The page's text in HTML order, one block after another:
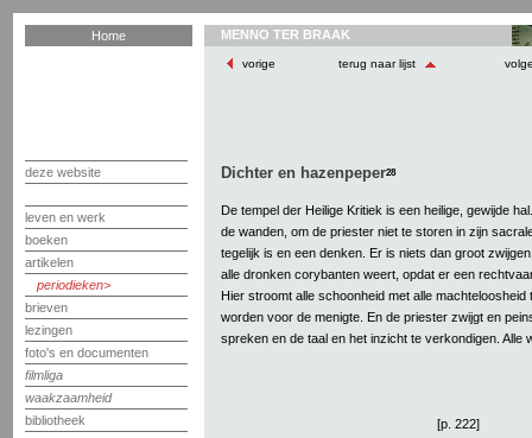
Home
deze website
leven en werk
boeken
artikelen
periodieken
brieven
lezingen
foto's en documenten
filmliga
waakzaamheid
bibliotheek
MENNO TER BRAAK
vorige terug naar lijst
Dichter en hazenpeper28
De tempel der Heilige Kritiek is een heilige, gewijde
de wanden, om de priester niet te storen in zijn
tegelijk is en een denken. Er is niets dan groot
alle dronken corybanten weert, opdat er een
Hier stroomt alle schoonheid met alle
worden voor de menigte. En de priester zwijgt en
spreken en de taal en het inzicht te verkondigen. Alle
[p. 222]